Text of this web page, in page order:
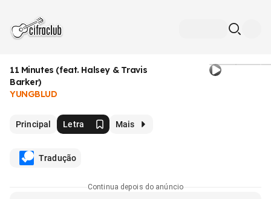
11 Minutes (feat. Halsey & Travis
Barker)
YUNGBLUD
Principal Letra Mais
Tradução
Continua depois do anúncio